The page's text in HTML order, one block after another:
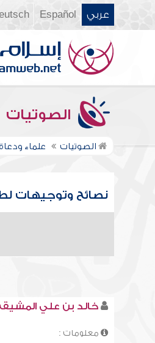
عربي Español
الصوتيات
الصوتيات علماء ودعاة
نصائح وتوجيهات
خالد بن علي
معلومات :